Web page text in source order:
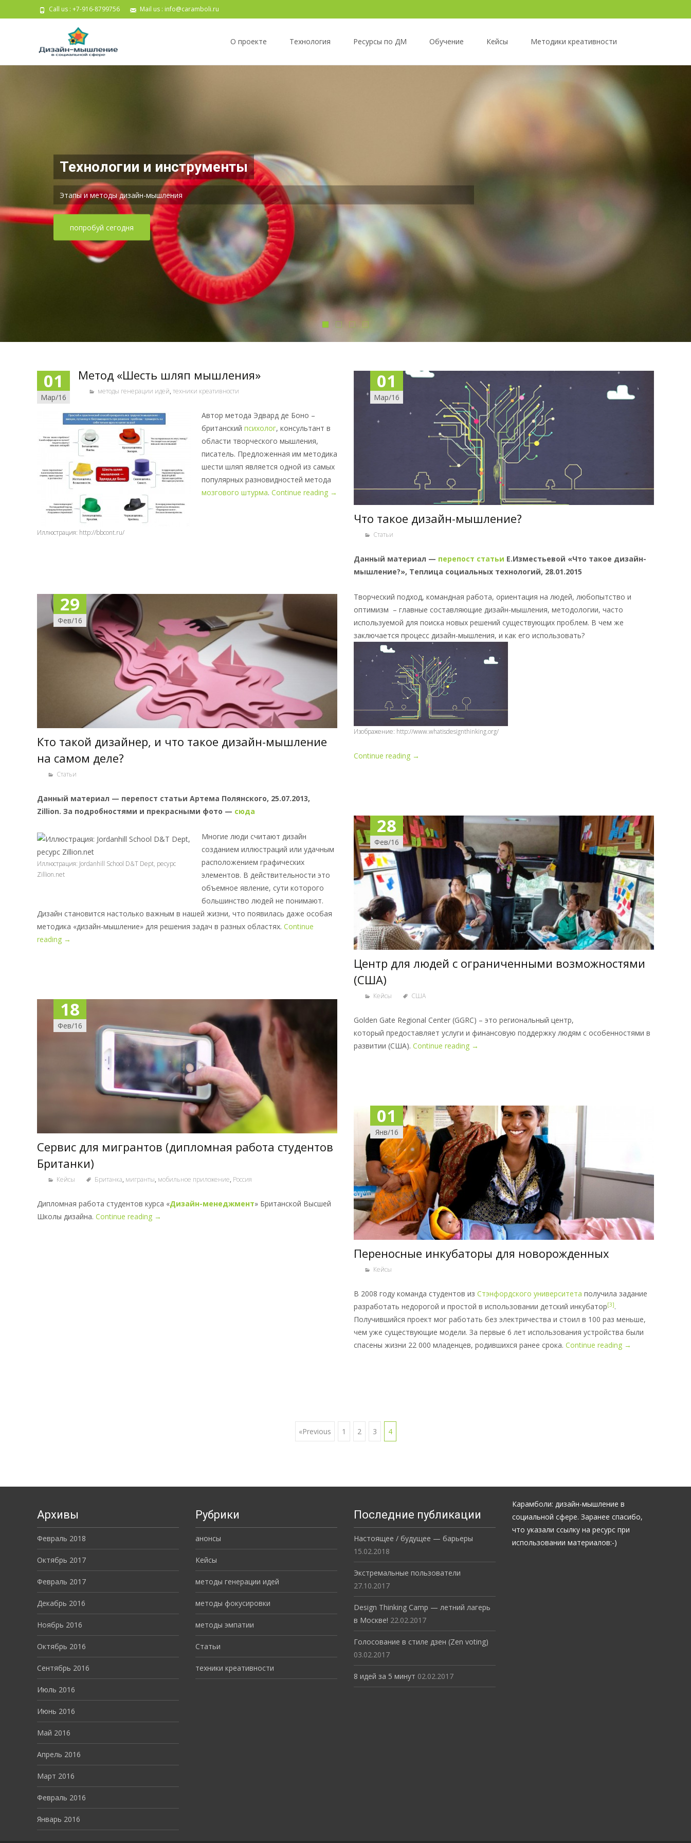
Call us : +7-916-8799756 Mail us : info@caramboli.ru
О проекте Технология Ресурсы по ДМ Обучение Кейсы Методики креативности
01
Мар/16
методы генерации идей, техники креативности
Иллюстрация: http://bbcont.ru/
британскийпсихолог, консультант в
области творческого мышления,
писатель. Предложенная им методика
шести шляп является одной из самых
популярных разновидностей метода
мозгового штурма.Continue reading→
01
Мар/16
Что такое дизайн-мышление?
Статьи
мышление?», Теплица социальных технологий, 28.01.2015
оптимизм – главные составляющие дизайн-мышления, методологии, часто
используемой для поиска новых решений существующих проблем. В чем же
заключается процесс дизайн-мышления, и как его использовать?
29
Фев/16
Кто такой дизайнер, и что такое дизайн-мышление
на самом деле?
Статьи
Zillion. За подробностями и прекрасными фото —сюда
Иллюстрация: Jordanhill School D&T Dept, ресурс
Zillion.net
созданием иллюстраций или удачным
расположением графических
элементов. В действительности это
объемное явление, сути которого
большинство людей не понимают.
Дизайн становится настолько важным в нашей жизни, что появилась даже особая
методика «дизайн-мышление» для решения задач в разных областях. Continue
reading→
28
Фев/16
Центр для людей с ограниченными возможностями
(США)
Кейсы
который предоставляет услуги и финансовую поддержку людям с особенностями в
развитии (США).Continue reading →
18
Фев/16
Сервис для мигрантов (дипломная работа студентов
Британки)
Кейсы
Школы дизайна. Continue reading→
01
Янв/16
Переносные инкубаторы для новорожденных
Кейсы
разработать недорогой и простой в использовании детский инкубатор[3].
Получившийся проект мог работать без электричества и стоил в 100 раз меньше,
чем уже существующие модели. За первые 6 лет использования устройства были
спасены жизни 22 000 младенцев, родившихся ранее срока.Continue reading →
«Previous 1 2 3 4
Февраль 2018
Октябрь 2017
Февраль 2017
Декабрь 2016
Ноябрь 2016
Октябрь 2016
Сентябрь 2016
Июль 2016
Июнь 2016
Май 2016
Апрель 2016
Март 2016
Февраль 2016
Январь 2016
анонсы
Кейсы
методы генерации идей
методы фокусировки
методы эмпатии
Статьи
техники креативности
Настоящее / будущее — барьеры
15.02.2018
Экстремальные пользователи
27.10.2017
Design Thinking Camp — летний лагерь
в Москве! 22.02.2017
Голосование в стиле дзен (Zen voting)
03.02.2017
8 идей за 5 минут 02.02.2017
социальной сфере. Заранее спасибо,
что указали ссылку на ресурс при
использовании материалов:-)